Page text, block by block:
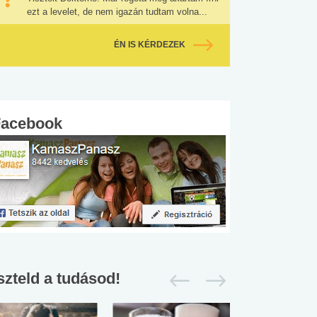
ezt a levelet, de nem igazán tudtam volna...
ÉN IS KÉRDEZEK
a tudásod!